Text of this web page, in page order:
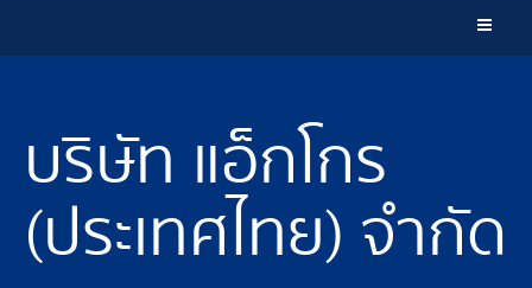
บริษัท แอ็กโกร
(ประเทศไทย) จำกัด